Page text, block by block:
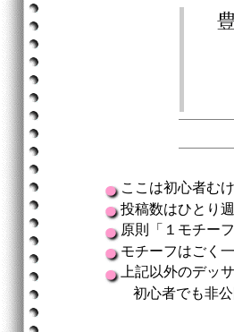
ここは初心者む
投稿数はひとり
原則「１モチー
モチーフはごく
上記以外のデッ
初心者でも非公